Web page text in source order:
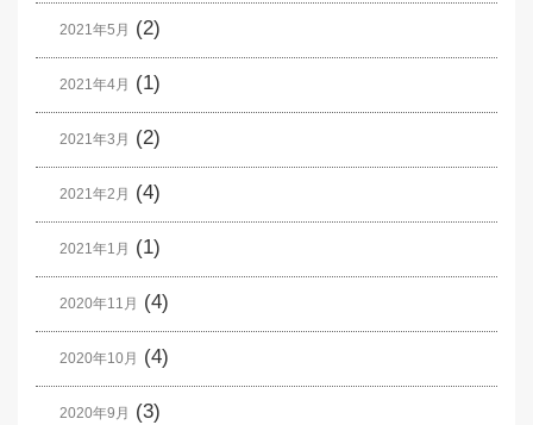
2021年5月 (2)
2021年4月 (1)
2021年3月 (2)
2021年2月 (4)
2021年1月 (1)
2020年11月 (4)
2020年10月 (4)
2020年9月 (3)